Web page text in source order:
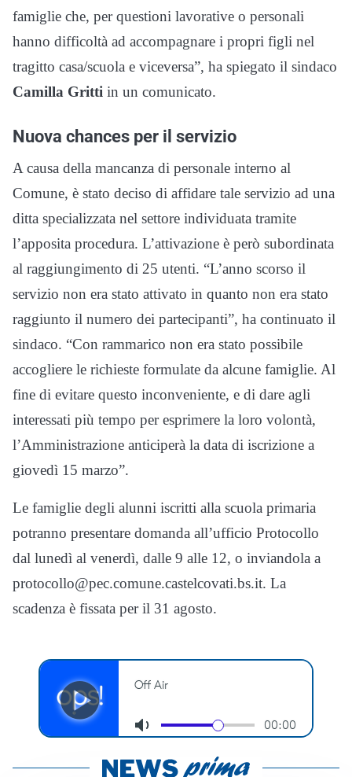
famiglie che, per questioni lavorative o personali
hanno difficoltà ad accompagnare i propri figli nel
tragitto casa/scuola e viceversa”, ha spiegato il sindaco
Camilla Gritti in un comunicato.
Nuova chances per il servizio
A causa della mancanza di personale interno al
Comune, è stato deciso di affidare tale servizio ad una
ditta specializzata nel settore individuata tramite
l’apposita procedura. L’attivazione è però subordinata
al raggiungimento di 25 utenti. “L’anno scorso il
servizio non era stato attivato in quanto non era stato
raggiunto il numero dei partecipanti”, ha continuato il
sindaco. “Con rammarico non era stato possibile
accogliere le richieste formulate da alcune famiglie. Al
fine di evitare questo inconveniente, e di dare agli
interessati più tempo per esprimere la loro volontà,
l’Amministrazione anticiperà la data di iscrizione a
giovedì 15 marzo”.
Le famiglie degli alunni iscritti alla scuola primaria
potranno presentare domanda all’ufficio Protocollo
dal lunedì al venerdì, dalle 9 alle 12, o inviandola a
protocollo@pec.comune.castelcovati.bs.it. La
scadenza è fissata per il 31 agosto.